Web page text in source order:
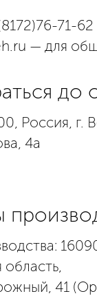
71-62
— для
до
Россия, г.
4а
41